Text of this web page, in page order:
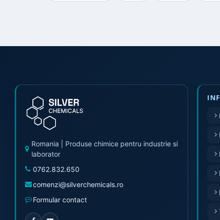
Romania | Produse chimice pentru industrie si
laborator
0762.832.650
comenzi@silverchemicals.ro
Formular contact